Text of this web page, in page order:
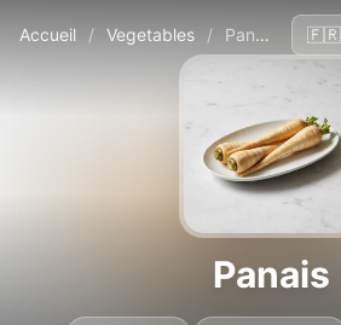
Accueil / Vegetables / Panais
Panais